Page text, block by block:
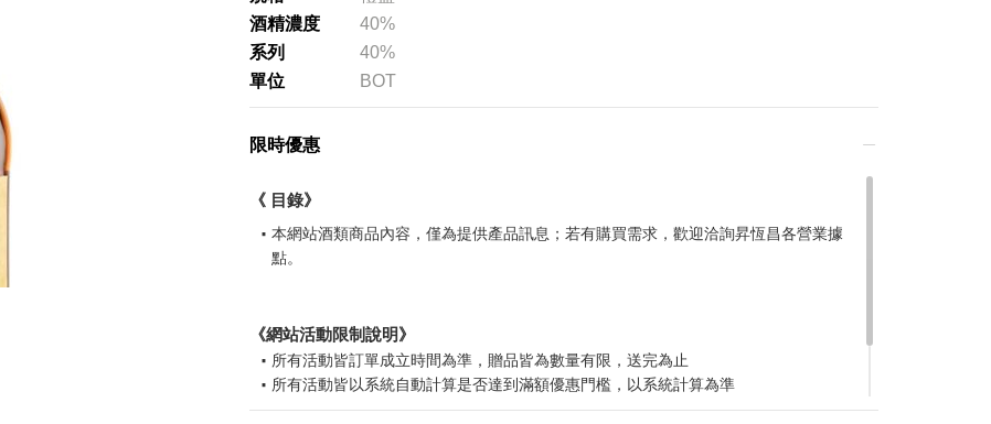
臺北松山機場(TSA)
高雄國際機場(KHH)
酒精濃度
40%
系列
40%
單位
BOT
限時優惠
《 目錄》
本網站酒類商品內容，僅為提供產品訊息；若有購買需求，歡迎洽詢昇恆昌各營業據
點。
《網站活動限制說明》
所有活動皆訂單成立時間為準，贈品皆為數量有限，送完為止
所有活動皆以系統自動計算是否達到滿額優惠門檻，以系統計算為準
所有活動皆不可不同訂單相互累計